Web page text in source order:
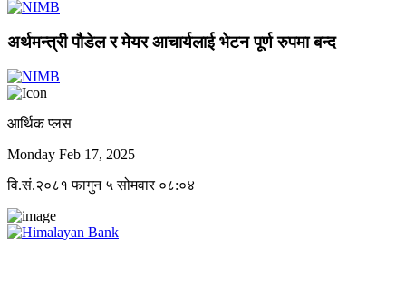
अर्थमन्त्री पौडेल र मेयर आचार्यलाई भेटन पूर्ण रुपमा बन्द
आर्थिक प्लस
Monday Feb 17, 2025
वि.सं.२०८१ फागुन ५ सोमवार ०८:०४